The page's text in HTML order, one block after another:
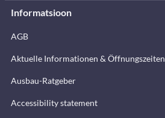
Informatsioon
AGB
Aktuelle Informationen & Öffnungszeiten
Ausbau-Ratgeber
Accessibility statement